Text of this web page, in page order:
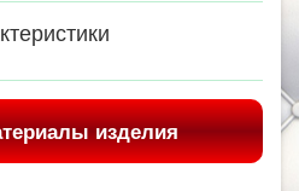
изделия